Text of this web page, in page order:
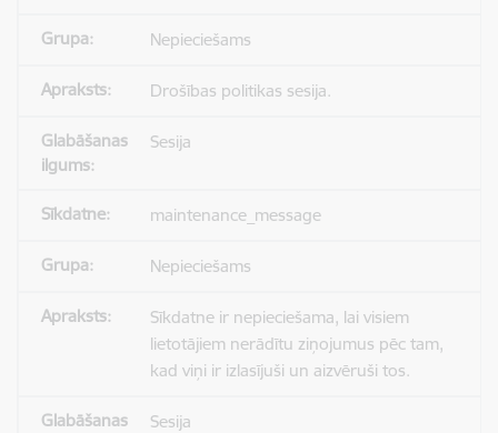
Nepieciešams
Drošības politikas sesija.
Sesija
maintenance_message
Nepieciešams
Sīkdatne ir nepieciešama, lai visiem
lietotājiem nerādītu ziņojumus pēc tam,
kad viņi ir izlasījuši un aizvēruši tos.
Sesija